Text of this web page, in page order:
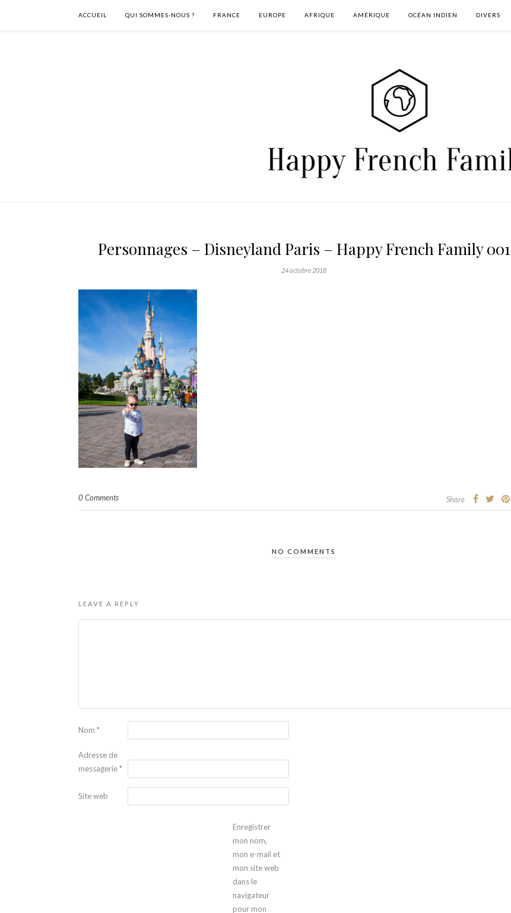
ACCUEIL QUI SOMMES-NOUS ? FRANCE EUROPE AFRIQUE AMÉRIQUE OCÉAN INDIEN DIVERS
Personnages – Disneyland Paris – Happy French Family 001
24 octobre 2018
0 Comments Share
NO COMMENTS
LEAVE A REPLY
Nom *
Adresse de
messagerie*
Site web
Enregistrer
mon nom,
mon e-mail et
mon site web
dans le
navigateur
pour mon